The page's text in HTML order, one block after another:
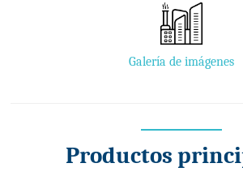
Galería de imágenes
Productos